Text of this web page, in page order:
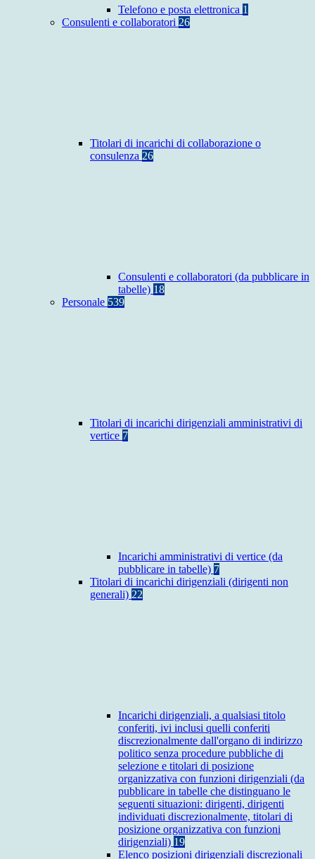
Telefono e posta elettronica 1
Consulenti e collaboratori 26
Titolari di incarichi di collaborazione o
consulenza 26
Consulenti e collaboratori (da pubblicare in
tabelle) 18
Personale 539
Titolari di incarichi dirigenziali amministrativi di
vertice 7
Incarichi amministrativi di vertice (da
pubblicare in tabelle) 7
Titolari di incarichi dirigenziali (dirigenti non
generali) 22
Incarichi dirigenziali, a qualsiasi titolo
conferiti, ivi inclusi quelli conferiti
discrezionalmente dall'organo di indirizzo
politico senza procedure pubbliche di
selezione e titolari di posizione
organizzativa con funzioni dirigenziali (da
pubblicare in tabelle che distinguano le
seguenti situazioni: dirigenti, dirigenti
individuati discrezionalmente, titolari di
posizione organizzativa con funzioni
dirigenziali) 19
Elenco posizioni dirigenziali discrezionali